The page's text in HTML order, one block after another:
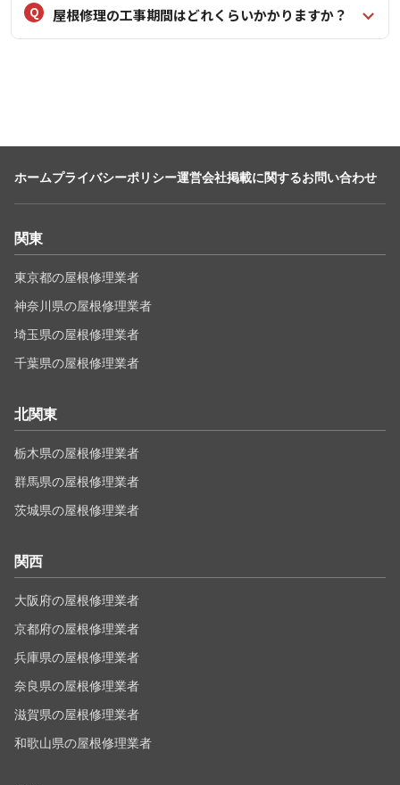
屋根修理の工事期間はどれくらいかかりますか？
ホームプライバシーポリシー運営会社掲載に関するお問い合わせ
関東
東京都の屋根修理業者
神奈川県の屋根修理業者
埼玉県の屋根修理業者
千葉県の屋根修理業者
北関東
栃木県の屋根修理業者
群馬県の屋根修理業者
茨城県の屋根修理業者
関西
大阪府の屋根修理業者
京都府の屋根修理業者
兵庫県の屋根修理業者
奈良県の屋根修理業者
滋賀県の屋根修理業者
和歌山県の屋根修理業者